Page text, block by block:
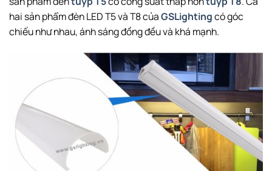
hai sản phẩm đèn LED T5 và T8 củaGSLightingcó góc
chiếu như nhau, ánh sáng đồng đều và khá mạnh.